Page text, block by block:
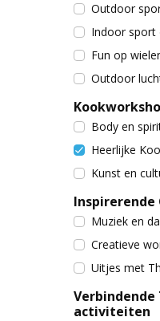
Outdoor
Indoor sport
Fun op
Outdoor
Body en
Heerlijke
Kunst en
Muziek en
Creatieve
Uitjes met
activiteiten